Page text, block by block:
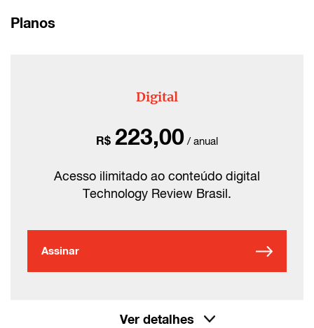
Planos
Digital
R$ 223,00 / anual
Acesso ilimitado ao conteúdo digital
Technology Review Brasil.
Assinar
Ver detalhes